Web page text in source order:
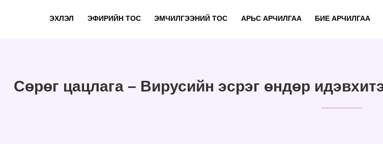
ЭХЛЭЛ ЭФИРИЙН ТОС ЭМЧИЛГЭЭНИЙ ТОС АРЬС АРЧИЛГАА БИЕ АРЧИЛГАА
Сөрөг цацлага – Вирусийн эсрэг өндөр